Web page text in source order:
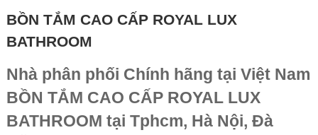
BỒN TẮM CAO CẤP ROYAL LUX
BATHROOM
Nhà phân phối Chính hãng tại Việt Nam
BỒN TẮM CAO CẤP ROYAL LUX
BATHROOM tại Tphcm, Hà Nội, Đà